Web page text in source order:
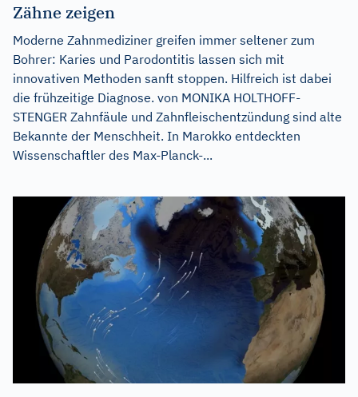
Zähne zeigen
Moderne Zahnmediziner greifen immer seltener zum
Bohrer: Karies und Parodontitis lassen sich mit
innovativen Methoden sanft stoppen. Hilfreich ist dabei
die frühzeitige Diagnose. von MONIKA HOLTHOFF-
STENGER Zahnfäule und Zahnfleischentzündung sind alte
Bekannte der Menschheit. In Marokko entdeckten
Wissenschaftler des Max-Planck-...